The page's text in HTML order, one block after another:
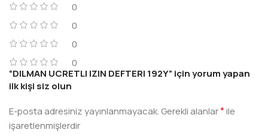
0
0
0
0
“DILMAN UCRETLI IZIN DEFTERI 192Y” için yorum yapan
ilk kişi siz olun
E-posta adresiniz yayınlanmayacak. Gerekli alanlar*ile
işaretlenmişlerdir